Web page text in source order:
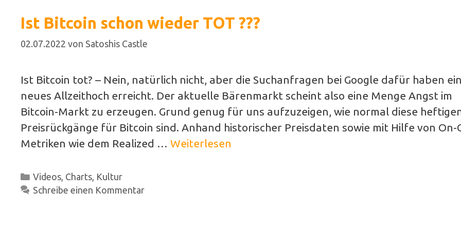
Ist Bitcoin schon wieder TOT ???
02.07.2022 von Satoshis Castle
Ist Bitcoin tot? – Nein, natürlich nicht, aber die Suchanfragen bei Google dafür haben ein
neues Allzeithoch erreicht. Der aktuelle Bärenmarkt scheint also eine Menge Angst im
Bitcoin-Markt zu erzeugen. Grund genug für uns aufzuzeigen, wie normal diese
Preisrückgänge für Bitcoin sind. Anhand historischer Preisdaten sowie mit Hilfe von On-
Metriken wie dem Realized … Weiterlesen
Kategorien
Videos, Charts, Kultur
Schreibe einen Kommentar